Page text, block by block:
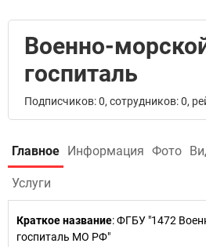
Военно-
госпиталь
Подписчиков: 0, сотрудников: 0,
Главное Информация Фото
Услуги
Краткое название:ФГБУ "1472
госпиталь МО РФ"